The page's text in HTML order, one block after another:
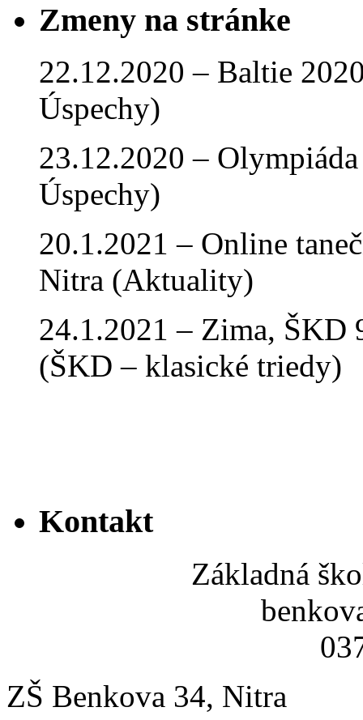
Zmeny na stránke
22.12.2020 – Baltie
Úspechy)
23.12.2020 –
Úspechy)
20.1.2021 – Online
Nitra (Aktuality)
24.1.2021 – Zima, ŠKD
(ŠKD – klasické triedy)
Kontakt
Základná
ZŠ Benkova 34, Nitra